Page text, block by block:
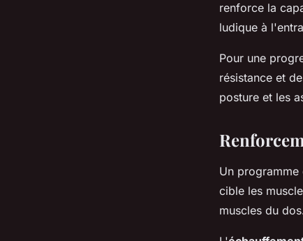
renforce la
ludique à
Pour une
résistance et
posture et les
Un programme
cible les
muscles du